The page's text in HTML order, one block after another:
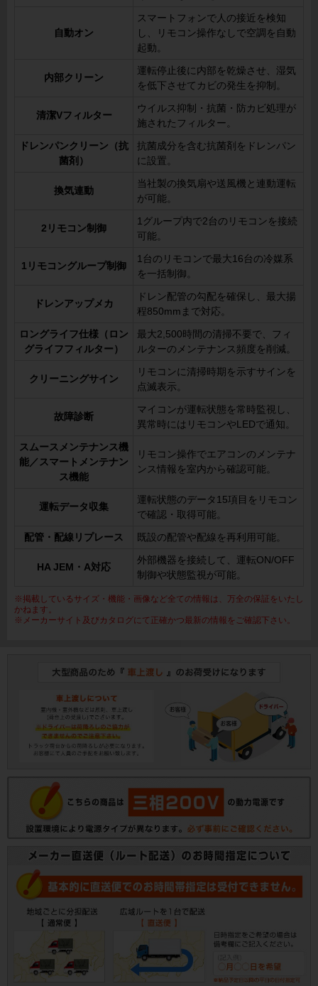
自動オン
スマートフォンで人の接近を検知
し、リモコン操作なしで空調を自動
起動。
内部クリーン
運転停止後に内部を乾燥させ、湿気
を低下させてカビの発生を抑制。
清潔Vフィルター
ウイルス抑制・抗菌・防カビ処理が
施されたフィルター。
ドレンパンクリーン（抗
菌剤）
抗菌成分を含む抗菌剤をドレンパン
に設置。
換気連動
当社製の換気扇や送風機と連動運転
が可能。
2リモコン制御
1グループ内で2台のリモコンを接続
可能。
1リモコングループ制御
1台のリモコンで最大16台の冷媒系
を一括制御。
ドレンアップメカ
ドレン配管の勾配を確保し、最大揚
程850mmまで対応。
ロングライフ仕様（ロン
グライフフィルター）
最大2,500時間の清掃不要で、フィ
ルターのメンテナンス頻度を削減。
クリーニングサイン
リモコンに清掃時期を示すサインを
点滅表示。
故障診断
マイコンが運転状態を常時監視し、
異常時にはリモコンやLEDで通知。
スムースメンテナンス機
能／スマートメンテナン
ス機能
リモコン操作でエアコンのメンテナ
ンス情報を室内から確認可能。
運転データ収集
運転状態のデータ15項目をリモコン
で確認・取得可能。
配管・配線リプレース 既設の配管や配線を再利用可能。
HA JEM・A対応
外部機器を接続して、運転ON/OFF
制御や状態監視が可能。
※掲載しているサイズ・機能・画像など全ての情報は、万全の保証をいたし
かねます。
※メーカーサイト及びカタログにて正確かつ最新の情報をご確認下さい。